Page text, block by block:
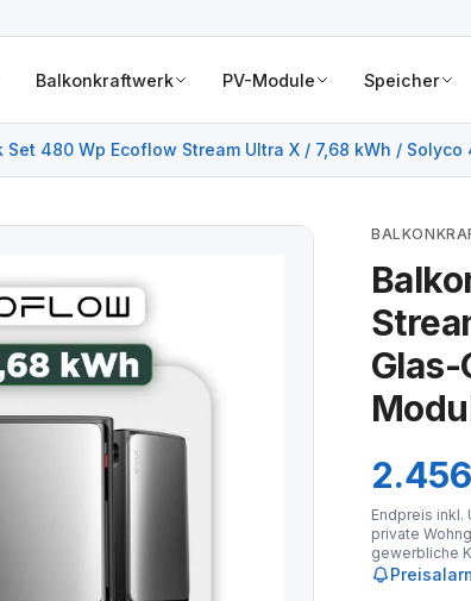
Balkonkraftwerk PV-Module Speicher
480 Wp Ecoflow Stream Ultra X / 7,68 kWh /
Glas-
Endpreis inkl.
private
gewerbliche